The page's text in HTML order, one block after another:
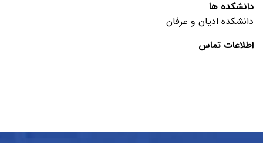
دانشکده ها
دانشکده ادیان و عرفان
اطلاعات تماس